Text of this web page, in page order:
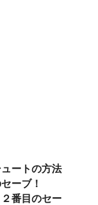
ートの方法
ーブ！
番目のセー